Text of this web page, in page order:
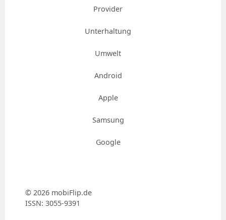
Provider
Unterhaltung
Umwelt
Android
Apple
Samsung
Google
© 2026 mobiFlip.de
ISSN: 3055-9391